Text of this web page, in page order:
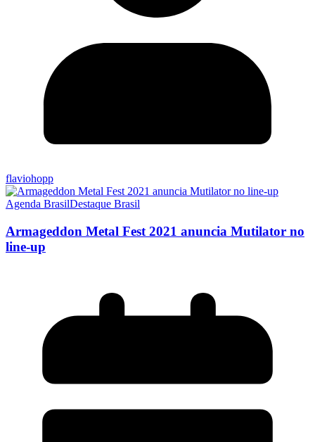
flaviohopp
Agenda BrasilDestaque Brasil
Armageddon Metal Fest 2021 anuncia Mutilator no
line-up